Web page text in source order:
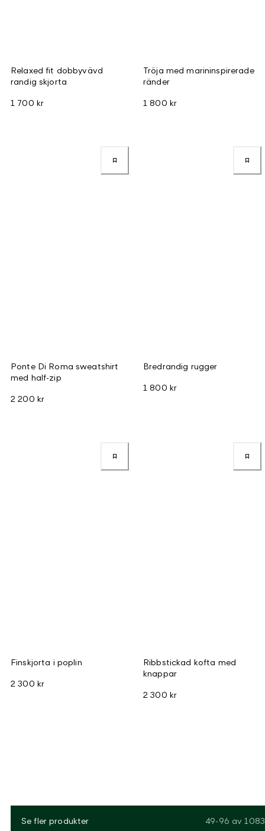
Relaxed fit dobbyvävd
randig skjorta
1 700 kr
Tröja med marininspirerade
ränder
1 800 kr
Ponte Di Roma sweatshirt
med half-zip
2 200 kr
Bredrandig rugger
1 800 kr
Finskjorta i poplin
2 300 kr
Ribbstickad kofta med
knappar
2 300 kr
Se fler produkter 49-96 av 1083